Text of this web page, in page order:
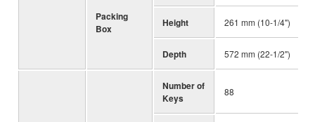
Packing
Box
Height 261 mm (10-1/4")
Depth 572 mm (22-1/2")
Number of
Keys
88